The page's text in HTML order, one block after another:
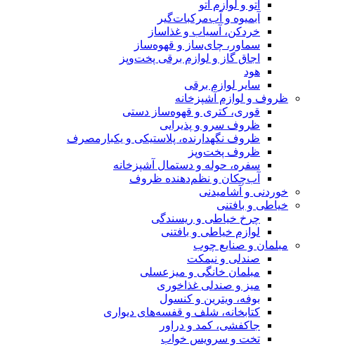
اتو و لوازم اتو
آبمیوه و آب‌مرکبات‌گیر
خردکن، آسیاب و غذاساز
سماور، چای‌ساز و قهوه‌ساز
اجاق گاز و لوازم برقی پخت‌وپز
هود
سایر لوازم برقی
ظروف و لوازم آشپزخانه
قوری، کتری و قهوه‌ساز دستی
ظروف سرو و پذیرایی
ظروف نگهدارنده، پلاستیکی و یکبارمصرف
ظروف پخت‌وپز
سفره، حوله و دستمال آشپزخانه
آب‌چکان و نظم‌دهنده ظروف
خوردنی و آشامیدنی
خیاطی و بافتنی
چرخ خیاطی و ریسندگی
لوازم خیاطی و بافتنی
مبلمان و صنایع چوب
صندلی و نیمکت
مبلمان خانگی و میزعسلی
میز و صندلی غذاخوری
بوفه، ویترین و کنسول
کتابخانه، شلف و قفسه‌های دیواری
جاکفشی، کمد و دراور
تخت و سرویس خواب